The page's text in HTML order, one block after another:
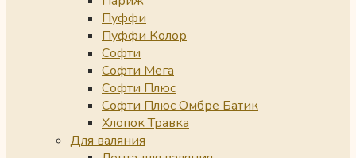
Пуффи
Пуффи Колор
Софти
Софти Мега
Софти Плюс
Софти Плюс Омбре Батик
Хлопок Травка
Для валяния